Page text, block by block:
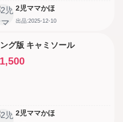
2児ママかほ
出品:2025-12-10
グ版 キャミソール
1,500
2児ママかほ